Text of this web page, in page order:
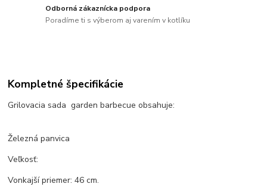
Odborná zákaznícka podpora
Poradíme ti s výberom aj varením v kotlíku
Kompletné špecifikácie
Grilovacia sada garden barbecue obsahuje:
Železná panvica
Veľkosť:
Vonkajší priemer: 46 cm.